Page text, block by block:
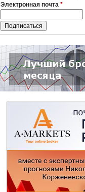
Электронная почта *